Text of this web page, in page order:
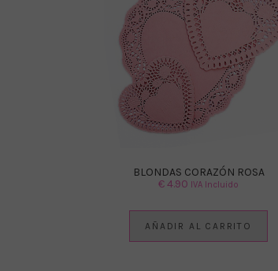
BLONDAS CORAZÓN ROSA
€4.90 IVA Incluido
AÑADIR AL CARRITO